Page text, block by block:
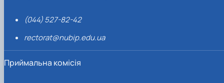
(044) 527-82-42
rectorat@nubip.edu.ua
Приймальна комісія